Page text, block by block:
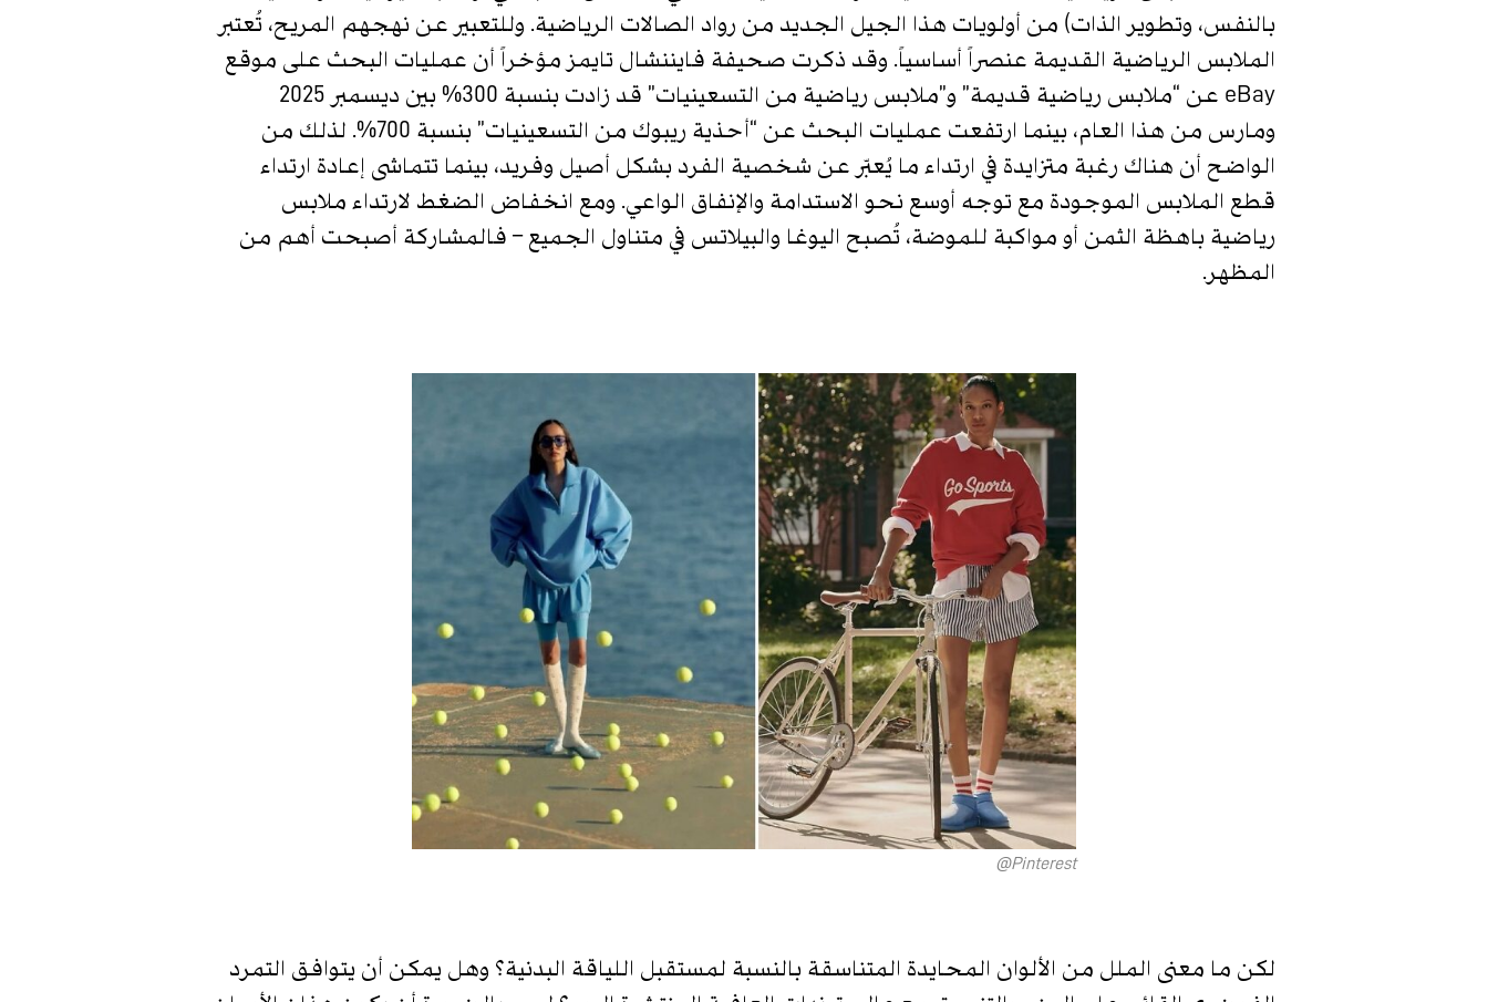
بالنفس، وتطوير الذات( من أولويات هذا الجيل الجديد من رواد الصالات الرياضية. وللتعبير عن نهجهم المريح، تُعتبر
الملابس الرياضية القديمة عنصراً أساسياً. وقد ذكرت صحيفة فايننشال تايمز مؤخراً أن عمليات البحث على موقع
eBay عن “ملابس رياضية قديمة” و”ملابس رياضية من التسعينيات” قد زادت بنسبة 300% بين ديسمبر 2025
ومارس من هذا العام، بينما ارتفعت عمليات البحث عن “أحذية ريبوك من التسعينيات” بنسبة 700%. لذلك من
الواضح أن هناك رغبة متزايدة في ارتداء ما يُعبّر عن شخصية الفرد بشكل أصيل وفريد، بينما تتماشى إعادة ارتداء
قطع الملابس الموجودة مع توجه أوسع نحو الاستدامة والإنفاق الواعي. ومع انخفاض الضغط لارتداء ملابس
رياضية باهظة الثمن أو مواكبة للموضة، تُصبح اليوغا والبيلاتس في متناول الجميع – فالمشاركة أصبحت أهم من
المظهر.
Pinterest@
لكن ما معنى الملل من الألوان المحايدة المتناسقة بالنسبة لمستقبل اللياقة البدنية؟ وهل يمكن أن يتوافق التمرد